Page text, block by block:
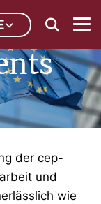
der cep-
und
wie